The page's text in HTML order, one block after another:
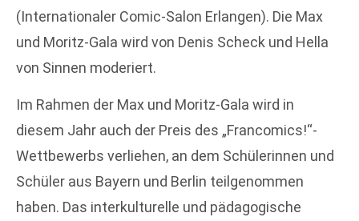
(Internationaler Comic-Salon Erlangen). Die Max
und Moritz-Gala wird von Denis Scheck und Hella
von Sinnen moderiert.
Im Rahmen der Max und Moritz-Gala wird in
diesem Jahr auch der Preis des „Francomics!“-
Wettbewerbs verliehen, an dem Schülerinnen und
Schüler aus Bayern und Berlin teilgenommen
haben. Das interkulturelle und pädagogische